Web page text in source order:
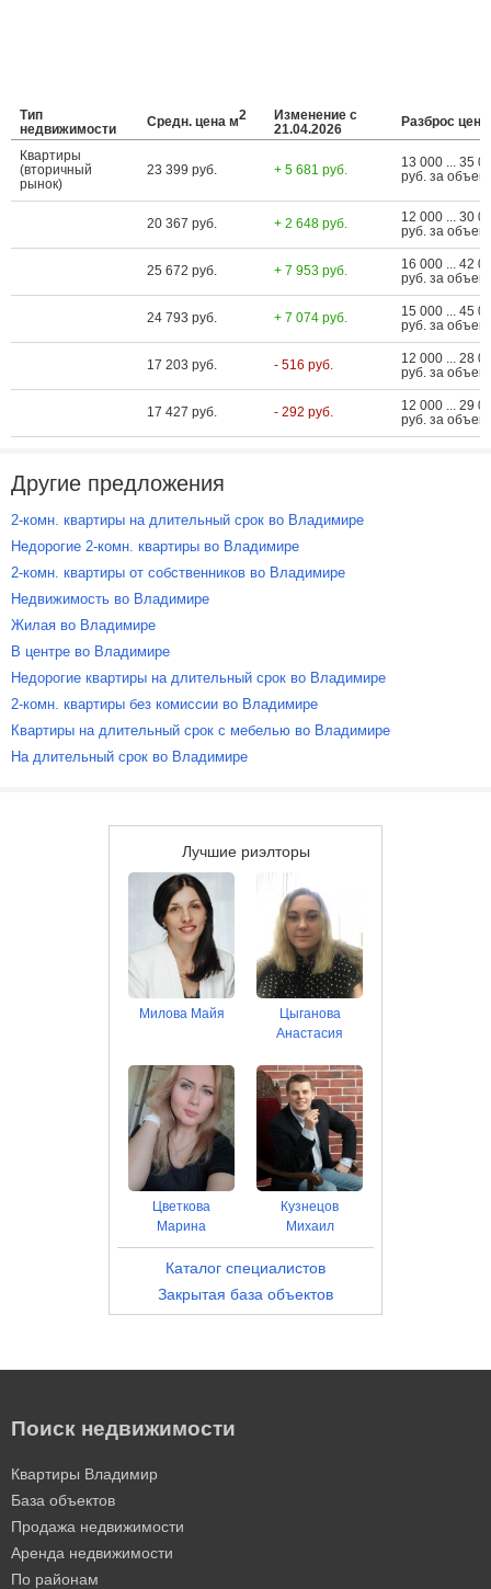
Тип
недвижимости
Средн. цена м2
Изменение с
21.04.2026
Разброс цен
Квартиры
(вторичный
рынок)
23 399 руб. + 5 681 руб.
13 000 ... 35
руб. за объект
20 367 руб. + 2 648 руб.
12 000 ... 30
руб. за объект
25 672 руб. + 7 953 руб.
16 000 ... 42
руб. за объект
24 793 руб. + 7 074 руб.
15 000 ... 45
руб. за объект
17 203 руб. - 516 руб.
12 000 ... 28
руб. за объект
17 427 руб. - 292 руб.
12 000 ... 29
руб. за объект
Другие предложения
2-комн. квартиры на длительный срок во Владимире
Недорогие 2-комн. квартиры во Владимире
2-комн. квартиры от собственников во Владимире
Недвижимость во Владимире
Жилая во Владимире
В центре во Владимире
Недорогие квартиры на длительный срок во Владимире
2-комн. квартиры без комиссии во Владимире
Квартиры на длительный срок с мебелью во Владимире
На длительный срок во Владимире
Лучшие риэлторы
Милова Майя
Цыганова
Анастасия
Цветкова
Марина
Кузнецов
Михаил
Каталог специалистов
Закрытая база объектов
Поиск недвижимости
Квартиры Владимир
База объектов
Продажа недвижимости
Аренда недвижимости
По районам